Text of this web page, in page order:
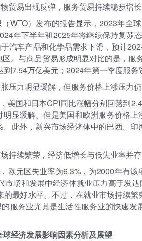
贸易出现反弹，服务贸易持续稳步增长
WTO）发布的报告显示，2023年全
年下半年和2025年将继续保持复苏
汽车产品和化学品需求下滑，预计
。与商品贸易形成明显对比的是，
到7.54万亿美元；2024年第一季度服务
压力明显缓解，但服务价格上涨压力仍
美国和日本CPI同比涨幅分别回落到
显缓解。但是美国和欧洲服务价格
。此外，新兴市场经济体中的巴西、
持续繁荣，经济低增长与低失业率并存
欧元区失业率为6.3%，为2000年有
市场和发展中经济体就业压力高于发
的最好水平。不过，在就业市场持续
服务业尤其是生活性服务业的快速
经济发展影响因素分析及展望